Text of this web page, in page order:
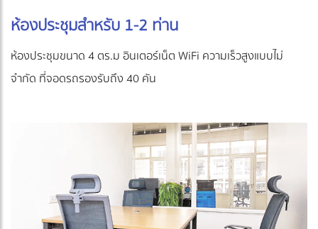
ห้องประชุมสำหรับ 1-2 ท่าน
ห้องประชุมขนาด 4 ตร.ม อินเตอร์เน็ต WiFi ความเร็วสูงแบบไม่
จำกัด ที่จอดรถรองรับถึง 40 คัน